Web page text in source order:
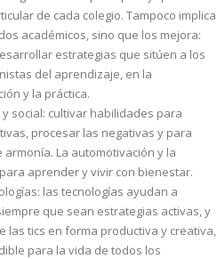
de cada colegio. Tampoco implica
académicos, sino que los mejora:
estrategias que sitúen a los
del aprendizaje, en la
y la práctica.
social: cultivar habilidades para
procesar las negativas y para
La automotivación y la
aprender y vivir con bienestar.
las tecnologías ayudan a
que sean estrategias activas, y
las tics en forma productiva y creativa,
para la vida de todos los